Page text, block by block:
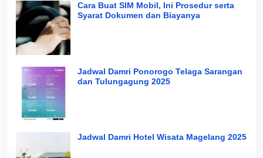
Cara Buat SIM Mobil, Ini Prosedur serta
Syarat Dokumen dan Biayanya
Jadwal Damri Ponorogo Telaga Sarangan
dan Tulungagung 2025
Jadwal Damri Hotel Wisata Magelang 2025